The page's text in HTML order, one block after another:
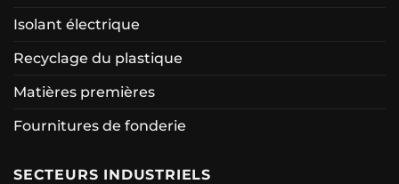
Isolant électrique
Recyclage du plastique
Matières premières
Fournitures de fonderie
SECTEURS INDUSTRIELS